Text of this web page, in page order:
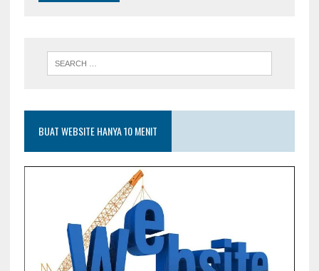
BUAT WEBSITE HANYA 10 MENIT